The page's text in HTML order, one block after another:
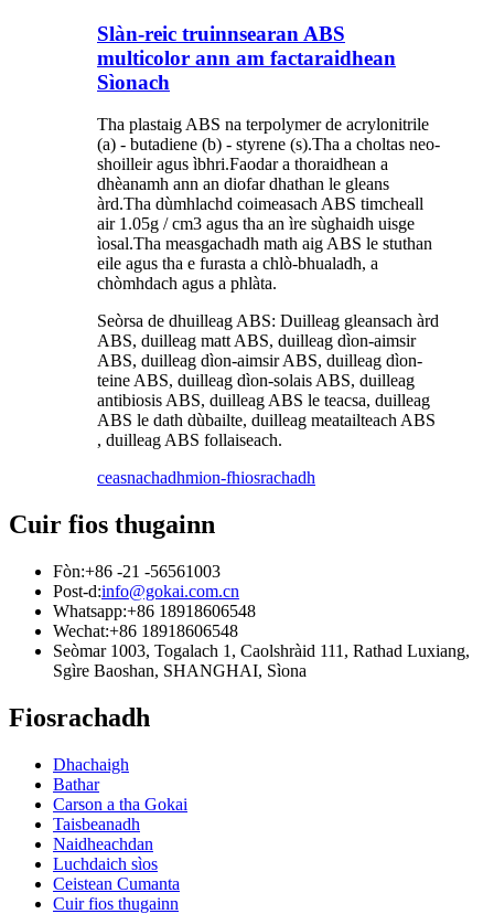
Slàn-reic truinnsearan ABS
multicolor ann am factaraidhean
Sìonach
Tha plastaig ABS na terpolymer de acrylonitrile
(a) - butadiene (b) - styrene (s).Tha a choltas neo-
shoilleir agus ìbhri.Faodar a thoraidhean a
dhèanamh ann an diofar dhathan le gleans
àrd.Tha dùmhlachd coimeasach ABS timcheall
air 1.05g / cm3 agus tha an ìre sùghaidh uisge
ìosal.Tha measgachadh math aig ABS le stuthan
eile agus tha e furasta a chlò-bhualadh, a
chòmhdach agus a phlàta.
Seòrsa de dhuilleag ABS: Duilleag gleansach àrd
ABS, duilleag matt ABS, duilleag dìon-aimsir
ABS, duilleag dìon-aimsir ABS, duilleag dìon-
teine ​​​​ABS, duilleag dìon-solais ABS, duilleag
antibiosis ABS, duilleag ABS le teacsa, duilleag
ABS le dath dùbailte, duilleag meatailteach ABS
, duilleag ABS follaiseach.
ceasnachadhmion-fhiosrachadh
Cuir fios thugainn
Fòn:+86 -21 -56561003
Post-d:info@gokai.com.cn
Whatsapp:+86 18918606548
Wechat:+86 18918606548
Seòmar 1003, Togalach 1, Caolshràid 111, Rathad Luxiang,
Sgìre Baoshan, SHANGHAI, Sìona
Fiosrachadh
Dhachaigh
Bathar
Carson a tha Gokai
Taisbeanadh
Naidheachdan
Luchdaich sìos
Ceistean Cumanta
Cuir fios thugainn